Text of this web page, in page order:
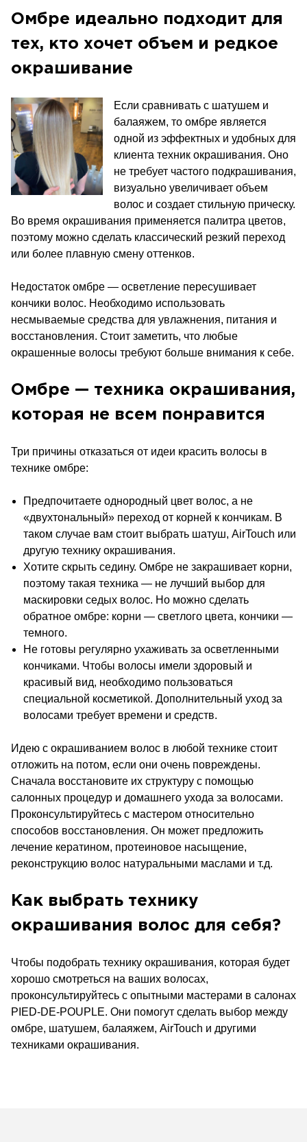
Омбре идеально подходит для
тех, кто хочет объем и редкое
окрашивание
Если сравнивать с шатушем и
балаяжем, то омбре является
одной из эффектных и удобных для
клиента техник окрашивания. Оно
не требует частого подкрашивания,
визуально увеличивает объем
волос и создает стильную прическу.
Во время окрашивания применяется палитра цветов,
поэтому можно сделать классический резкий переход
или более плавную смену оттенков.
Недостаток омбре — осветление пересушивает
кончики волос. Необходимо использовать
несмываемые средства для увлажнения, питания и
восстановления. Стоит заметить, что любые
окрашенные волосы требуют больше внимания к себе.
Омбре — техника окрашивания,
которая не всем понравится
Три причины отказаться от идеи красить волосы в
технике омбре:
Предпочитаете однородный цвет волос, а не
«двухтональный» переход от корней к кончикам. В
таком случае вам стоит выбрать шатуш, AirTouch или
другую технику окрашивания.
Хотите скрыть седину. Омбре не закрашивает корни,
поэтому такая техника — не лучший выбор для
маскировки седых волос. Но можно сделать
обратное омбре: корни — светлого цвета, кончики —
темного.
Не готовы регулярно ухаживать за осветленными
кончиками. Чтобы волосы имели здоровый и
красивый вид, необходимо пользоваться
специальной косметикой. Дополнительный уход за
волосами требует времени и средств.
Идею с окрашиванием волос в любой технике стоит
отложить на потом, если они очень повреждены.
Сначала восстановите их структуру с помощью
салонных процедур и домашнего ухода за волосами.
Проконсультируйтесь с мастером относительно
способов восстановления. Он может предложить
лечение кератином, протеиновое насыщение,
реконструкцию волос натуральными маслами и т.д.
Как выбрать технику
окрашивания волос для себя?
Чтобы подобрать технику окрашивания, которая будет
хорошо смотреться на ваших волосах,
проконсультируйтесь с опытными мастерами в салонах
PIED-DE-POUPLE. Они помогут сделать выбор между
омбре, шатушем, балаяжем, AirTouch и другими
техниками окрашивания.